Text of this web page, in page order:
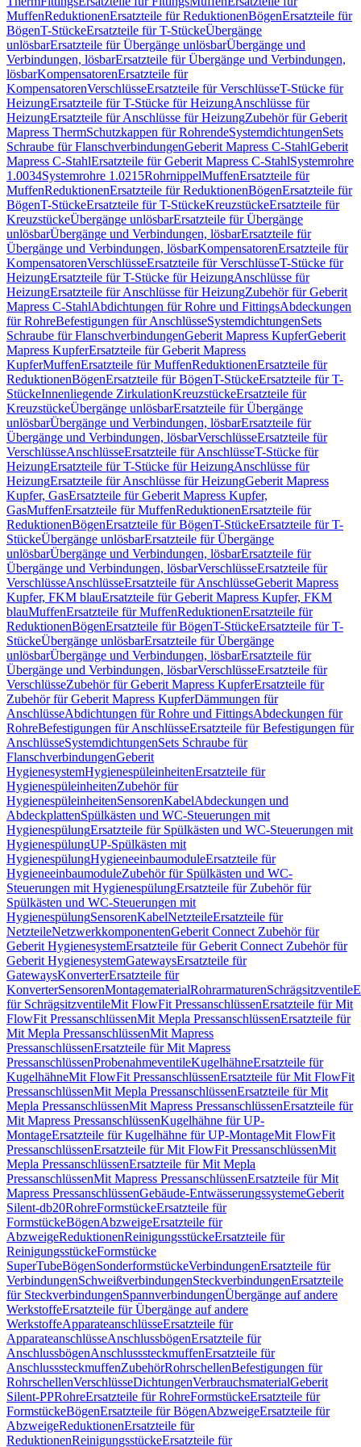
MuffenReduktionenErsatzteile für ReduktionenBögenErsatzteile für
BögenT-StückeErsatzteile für T-StückeÜbergänge
unlösbarErsatzteile für Übergänge unlösbarÜbergänge und
Verbindungen, lösbarErsatzteile für Übergänge und Verbindungen,
lösbarKompensatorenErsatzteile für
KompensatorenVerschlüsseErsatzteile für VerschlüsseT-Stücke für
HeizungErsatzteile für T-Stücke für HeizungAnschlüsse für
HeizungErsatzteile für Anschlüsse für HeizungZubehör für Geberit
Mapress ThermSchutzkappen für RohrendeSystemdichtungenSets
Schraube für FlanschverbindungenGeberit Mapress C-StahlGeberit
Mapress C-StahlErsatzteile für Geberit Mapress C-StahlSystemrohre
1.0034Systemrohre 1.0215RohrnippelMuffenErsatzteile für
MuffenReduktionenErsatzteile für ReduktionenBögenErsatzteile für
BögenT-StückeErsatzteile für T-StückeKreuzstückeErsatzteile für
KreuzstückeÜbergänge unlösbarErsatzteile für Übergänge
unlösbarÜbergänge und Verbindungen, lösbarErsatzteile für
Übergänge und Verbindungen, lösbarKompensatorenErsatzteile für
KompensatorenVerschlüsseErsatzteile für VerschlüsseT-Stücke für
HeizungErsatzteile für T-Stücke für HeizungAnschlüsse für
HeizungErsatzteile für Anschlüsse für HeizungZubehör für Geberit
Mapress C-StahlAbdichtungen für Rohre und FittingsAbdeckungen
für RohreBefestigungen für AnschlüsseSystemdichtungenSets
Schraube für FlanschverbindungenGeberit Mapress KupferGeberit
Mapress KupferErsatzteile für Geberit Mapress
KupferMuffenErsatzteile für MuffenReduktionenErsatzteile für
ReduktionenBögenErsatzteile für BögenT-StückeErsatzteile für T-
StückeInnenliegende ZirkulationKreuzstückeErsatzteile für
KreuzstückeÜbergänge unlösbarErsatzteile für Übergänge
unlösbarÜbergänge und Verbindungen, lösbarErsatzteile für
Übergänge und Verbindungen, lösbarVerschlüsseErsatzteile für
VerschlüsseAnschlüsseErsatzteile für AnschlüsseT-Stücke für
HeizungErsatzteile für T-Stücke für HeizungAnschlüsse für
HeizungErsatzteile für Anschlüsse für HeizungGeberit Mapress
Kupfer, GasErsatzteile für Geberit Mapress Kupfer,
GasMuffenErsatzteile für MuffenReduktionenErsatzteile für
ReduktionenBögenErsatzteile für BögenT-StückeErsatzteile für T-
StückeÜbergänge unlösbarErsatzteile für Übergänge
unlösbarÜbergänge und Verbindungen, lösbarErsatzteile für
Übergänge und Verbindungen, lösbarVerschlüsseErsatzteile für
VerschlüsseAnschlüsseErsatzteile für AnschlüsseGeberit Mapress
Kupfer, FKM blauErsatzteile für Geberit Mapress Kupfer, FKM
blauMuffenErsatzteile für MuffenReduktionenErsatzteile für
ReduktionenBögenErsatzteile für BögenT-StückeErsatzteile für T-
StückeÜbergänge unlösbarErsatzteile für Übergänge
unlösbarÜbergänge und Verbindungen, lösbarErsatzteile für
Übergänge und Verbindungen, lösbarVerschlüsseErsatzteile für
VerschlüsseZubehör für Geberit Mapress KupferErsatzteile für
Zubehör für Geberit Mapress KupferDämmungen für
AnschlüsseAbdichtungen für Rohre und FittingsAbdeckungen für
RohreBefestigungen für AnschlüsseErsatzteile für Befestigungen für
AnschlüsseSystemdichtungenSets Schraube für
FlanschverbindungenGeberit
HygienesystemHygienespüleinheitenErsatzteile für
HygienespüleinheitenZubehör für
HygienespüleinheitenSensorenKabelAbdeckungen und
AbdeckplattenSpülkästen und WC-Steuerungen mit
HygienespülungErsatzteile für Spülkästen und WC-Steuerungen mit
HygienespülungUP-Spülkästen mit
HygienespülungHygieneeinbaumoduleErsatzteile für
HygieneeinbaumoduleZubehör für Spülkästen und WC-
Steuerungen mit HygienespülungErsatzteile für Zubehör für
Spülkästen und WC-Steuerungen mit
HygienespülungSensorenKabelNetzteileErsatzteile für
NetzteileNetzwerkkomponentenGeberit Connect Zubehör für
Geberit HygienesystemErsatzteile für Geberit Connect Zubehör für
Geberit HygienesystemGatewaysErsatzteile für
GatewaysKonverterErsatzteile für
KonverterSensorenMontagematerialRohrarmaturenSchrägsitzventile
für SchrägsitzventileMit FlowFit PressanschlüssenErsatzteile für Mit
FlowFit PressanschlüssenMit Mepla PressanschlüssenErsatzteile für
Mit Mepla PressanschlüssenMit Mapress
PressanschlüssenErsatzteile für Mit Mapress
PressanschlüssenProbenahmeventileKugelhähneErsatzteile für
KugelhähneMit FlowFit PressanschlüssenErsatzteile für Mit FlowFit
PressanschlüssenMit Mepla PressanschlüssenErsatzteile für Mit
Mepla PressanschlüssenMit Mapress PressanschlüssenErsatzteile für
Mit Mapress PressanschlüssenKugelhähne für UP-
MontageErsatzteile für Kugelhähne für UP-MontageMit FlowFit
PressanschlüssenErsatzteile für Mit FlowFit PressanschlüssenMit
Mepla PressanschlüssenErsatzteile für Mit Mepla
PressanschlüssenMit Mapress PressanschlüssenErsatzteile für Mit
Mapress PressanschlüssenGebäude-EntwässerungssystemeGeberit
Silent-db20RohreFormstückeErsatzteile für
FormstückeBögenAbzweigeErsatzteile für
AbzweigeReduktionenReinigungsstückeErsatzteile für
ReinigungsstückeFormstücke
SuperTubeBögenSonderformstückeVerbindungenErsatzteile für
VerbindungenSchweißverbindungenSteckverbindungenErsatzteile
für SteckverbindungenSpannverbindungenÜbergänge auf andere
WerkstoffeErsatzteile für Übergänge auf andere
WerkstoffeApparateanschlüsseErsatzteile für
ApparateanschlüsseAnschlussbögenErsatzteile für
AnschlussbögenAnschlusssteckmuffenErsatzteile für
AnschlusssteckmuffenZubehörRohrschellenBefestigungen für
RohrschellenVerschlüsseDichtungenVerbrauchsmaterialGeberit
Silent-PPRohreErsatzteile für RohreFormstückeErsatzteile für
FormstückeBögenErsatzteile für BögenAbzweigeErsatzteile für
AbzweigeReduktionenErsatzteile für
ReduktionenReinigungsstückeErsatzteile für